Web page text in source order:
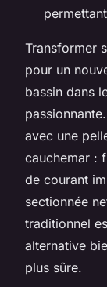
Transformer
pour un
bassin dans
avec une
cauchemar :
de courant
sectionnée
traditionnel
alternative
plus sûre.